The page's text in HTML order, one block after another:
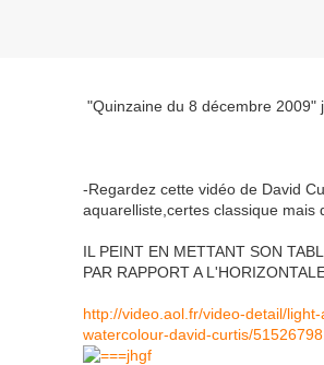
"Quinzaine du 8 décembre 2009"
-Regardez cette vidéo de David
aquarelliste,certes classique mais
IL PEINT EN METTANT SON
PAR RAPPORT A
http://video.aol.fr/video-detail/
watercolour-david-curtis/